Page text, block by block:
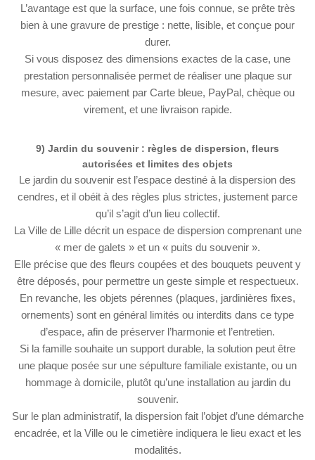
L’avantage est que la surface, une fois connue, se prête très
bien à une gravure de prestige : nette, lisible, et conçue pour
durer.
Si vous disposez des dimensions exactes de la case, une
prestation personnalisée permet de réaliser une plaque sur
mesure, avec paiement par Carte bleue, PayPal, chèque ou
virement, et une livraison rapide.
9) Jardin du souvenir : règles de dispersion, fleurs
autorisées et limites des objets
Le jardin du souvenir est l’espace destiné à la dispersion des
cendres, et il obéit à des règles plus strictes, justement parce
qu’il s’agit d’un lieu collectif.
La Ville de Lille décrit un espace de dispersion comprenant une
« mer de galets » et un « puits du souvenir ».
Elle précise que des fleurs coupées et des bouquets peuvent y
être déposés, pour permettre un geste simple et respectueux.
En revanche, les objets pérennes (plaques, jardinières fixes,
ornements) sont en général limités ou interdits dans ce type
d’espace, afin de préserver l’harmonie et l’entretien.
Si la famille souhaite un support durable, la solution peut être
une plaque posée sur une sépulture familiale existante, ou un
hommage à domicile, plutôt qu’une installation au jardin du
souvenir.
Sur le plan administratif, la dispersion fait l’objet d’une démarche
encadrée, et la Ville ou le cimetière indiquera le lieu exact et les
modalités.